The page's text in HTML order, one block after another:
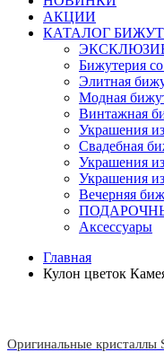
АКЦИИ
КАТАЛОГ
Бижутерия
Элитная
Модная
Винтажная
Украшения
Свадебная
Украшения
Украшения
Вечерняя
Аксессуары
Главная
Кулон цветок
Оригинальные кристаллы